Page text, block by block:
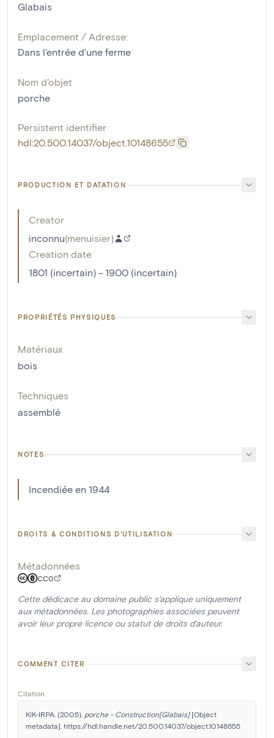
Glabais
Emplacement / Adresse:
Dans l'entrée d'une ferme
Nom d'objet
porche
Persistent identifier
hdl:20.500.14037/object.10148655
PRODUCTION ET DATATION
Creator
inconnu(menuisier)
Creation date
1801 (incertain) - 1900 (incertain)
PROPRIÉTÉS PHYSIQUES
Matériaux
bois
Techniques
assemblé
NOTES
Incendiée en 1944
DROITS & CONDITIONS D'UTILISATION
Métadonnées
CC0
Cette dédicace au domaine public s'applique uniquement
aux métadonnées. Les photographies associées peuvent
avoir leur propre licence ou statut de droits d'auteur.
COMMENT CITER
Citation
KIK-IRPA. (2005). porche - Construction[Glabais] [Object
metadata]. https://hdl.handle.net/20.500.14037/object.10148655